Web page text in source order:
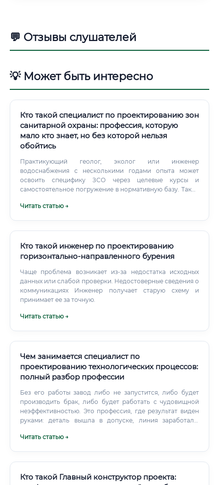
💬 Отзывы слушателей
💡 Может быть интересно
Кто такой специалист по проектированию зон
санитарной охраны: профессия, которую
мало кто знает, но без которой нельзя
обойтись
Практикующий геолог, эколог или инженер
водоснабжения с несколькими годами опыта может
освоить специфику ЗСО через целевые курсы и
самостоятельное погружение в нормативную базу. Такие
специалистов — потому что они приходят в тему со
Читать статью →
Кто такой инженер по проектированию
горизонтально-направленного бурения
Чаще проблема возникает из-за недостатка исходных
данных или слабой проверки. Недостоверные сведения о
коммуникациях Инженер получает старую схему и
принимает ее за точную.
Читать статью →
Чем занимается специалист по
проектированию технологических процессов:
полный разбор профессии
Без его работы завод либо не запустится, либо будет
производить брак, либо будет работать с чудовищной
неэффективностью. Это профессия, где результат виден
руками: деталь вышла в допуске, линия заработала,
Читать статью →
Кто такой Главный конструктор проекта: